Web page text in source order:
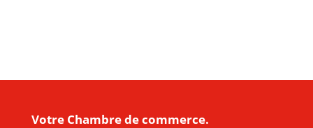
Votre Chambre de commerce.